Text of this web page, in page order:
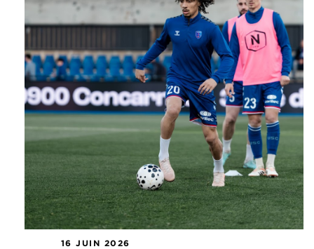
16 JUIN 2026